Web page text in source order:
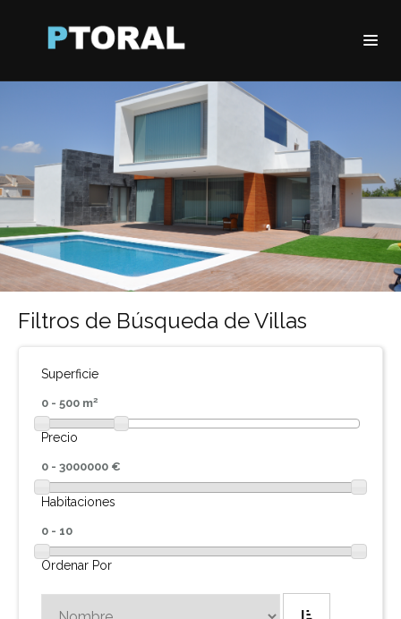
Filtros de Búsqueda de Villas
Superficie
0 - 500 m2
Precio
0 - 3000000 €
Habitaciones
0 - 10
Ordenar Por